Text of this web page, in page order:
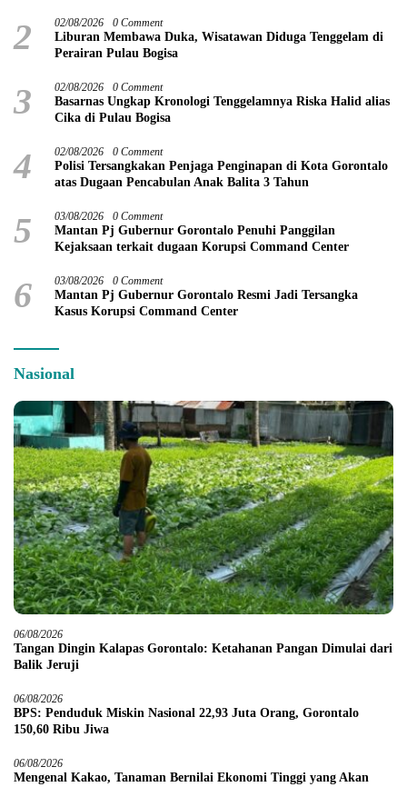
2 02/08/2026 0 Comment
Liburan Membawa Duka, Wisatawan Diduga Tenggelam di
Perairan Pulau Bogisa
3 02/08/2026 0 Comment
Basarnas Ungkap Kronologi Tenggelamnya Riska Halid alias
Cika di Pulau Bogisa
4 02/08/2026 0 Comment
Polisi Tersangkakan Penjaga Penginapan di Kota Gorontalo
atas Dugaan Pencabulan Anak Balita 3 Tahun
5 03/08/2026 0 Comment
Mantan Pj Gubernur Gorontalo Penuhi Panggilan
Kejaksaan terkait dugaan Korupsi Command Center
6 03/08/2026 0 Comment
Mantan Pj Gubernur Gorontalo Resmi Jadi Tersangka
Kasus Korupsi Command Center
Nasional
06/08/2026
Tangan Dingin Kalapas Gorontalo: Ketahanan Pangan Dimulai dari
Balik Jeruji
06/08/2026
BPS: Penduduk Miskin Nasional 22,93 Juta Orang, Gorontalo
150,60 Ribu Jiwa
06/08/2026
Mengenal Kakao, Tanaman Bernilai Ekonomi Tinggi yang Akan